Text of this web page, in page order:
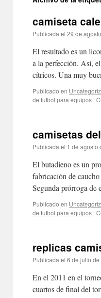
contenido
camiseta
Publicada el 29 de
El resultado es un
a la perfección. Así,
cítricos. Una muy
Publicado en
de futbol para equipos |
camisetas
Publicada el 1 de agosto
El butadieno es un
fabricación de
Segunda prórroga
Publicado en
de futbol para equipos |
replicas
Publicada el 6 de julio de
En el 2011 en el
cuartos de final del